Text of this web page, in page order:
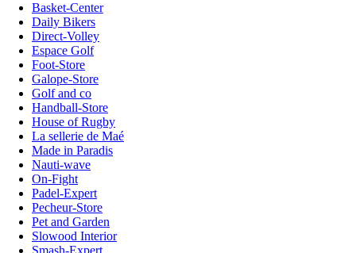
Basket-Center
Daily Bikers
Direct-Volley
Espace Golf
Foot-Store
Galope-Store
Golf and co
Handball-Store
House of Rugby
La sellerie de Maé
Made in Paradis
Nauti-wave
On-Fight
Padel-Expert
Pecheur-Store
Pet and Garden
Slowood Interior